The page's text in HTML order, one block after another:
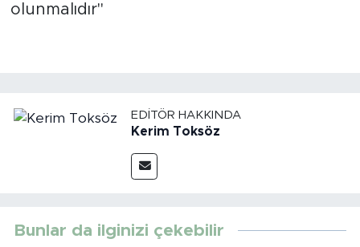
olunmalıdır"
EDITÖR HAKKINDA
Kerim Toksöz
Bunlar da ilginizi çekebilir